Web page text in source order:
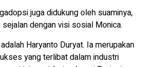
juga didukung oleh suaminya,
dengan visi sosial Monica.
Haryanto Duryat. Ia merupakan
yang terlibat dalam industri